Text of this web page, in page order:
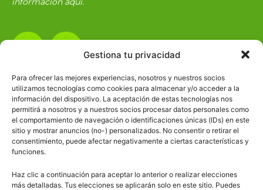
Gestiona tu privacidad
Para ofrecer las mejores experiencias, nosotros y nuestros socios
utilizamos tecnologías como cookies para almacenar y/o acceder a la
información del dispositivo. La aceptación de estas tecnologías nos
permitirá a nosotros y a nuestros socios procesar datos personales como
el comportamiento de navegación o identificaciones únicas (IDs) en este
sitio y mostrar anuncios (no-) personalizados. No consentir o retirar el
consentimiento, puede afectar negativamente a ciertas características y
funciones.
Haz clic a continuación para aceptar lo anterior o realizar elecciones
más detalladas. Tus elecciones se aplicarán solo en este sitio. Puedes
Básico
1966
Ciencias
2072
Filosofía
226
Historia
1597
Tecnología
270